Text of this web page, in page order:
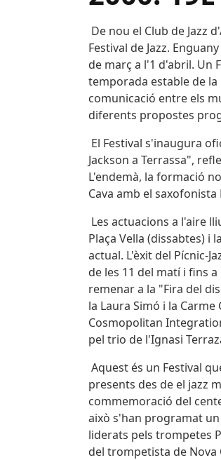
De nou el Club de Jazz
Festival de Jazz.
de març a l'1 d'abril. Un
temporada estable de la
comunicació entre els
diferents propostes
El Festival s'inaugura
Jackson a Terrassa",
L'endemà, la formació
Cava amb el
Les actuacions a l'aire
Plaça Vella (dissabtes) i
actual. L'èxit del Pícnic-
de les 11 del matí i fins
remenar a la "Fira del
la Laura Simó i la
Cosmopolitan
pel trio de l'Ignasi
Aquest és un Festival
presents des de el jazz
commemoració del
això s'han programat
liderats pels trompetes
del trompetista de Nova